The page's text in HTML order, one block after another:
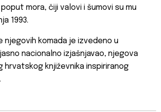
mora, čiji valovi i šumovi su mu
1993.
njegovih komada je izvedeno u
nacionalno izjašnjavao, njegova
književnika inspiriranog